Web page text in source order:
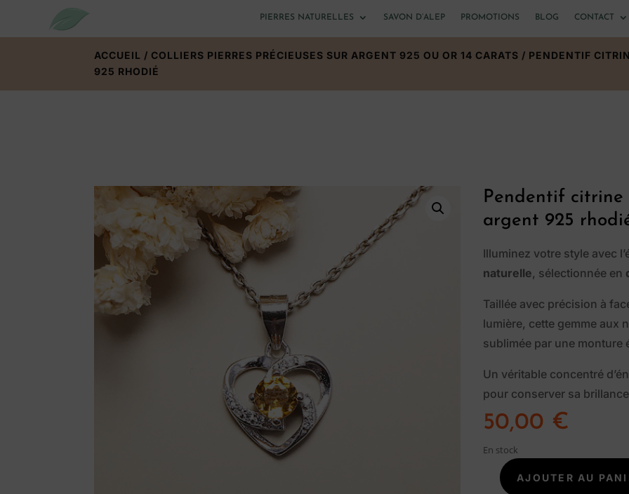
PIERRES NATURELLES SAVON D’ALEP PROMOTIONS BLOG CONTACT
ACCUEIL / COLLIERS PIERRES PRÉCIEUSES SUR ARGENT 925 OU OR 14 CARATS / PENDENTIF
925 RHODIÉ
Pendentif
argent 925
Illuminez votre style avec
naturelle, sélectionnée en
Taillée avec précision à
lumière, cette gemme aux
sublimée par une monture
Un véritable concentré
pour conserver sa
50,00 €
En stock
quantitéAJOUTER AU